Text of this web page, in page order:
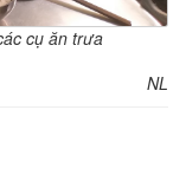
cụ ăn trưa
NL